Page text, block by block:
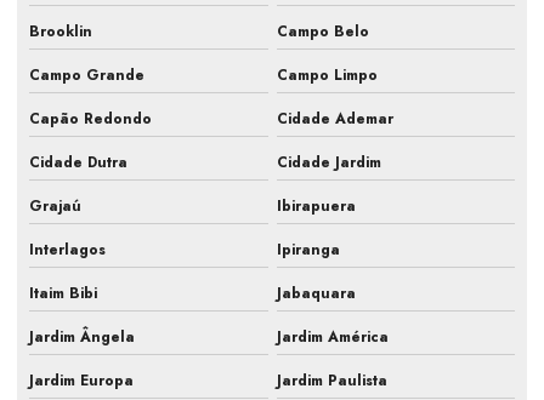
Inspeção de ar condicionado em sp
Inspeção pmoc de ar condicionado
Laudo ar condicionado pmoc
Laudo pmoc
Laudo pmoc ar condicionado
Laudo técnico pmoc
Limpeza e manutenção de ar condicionado
Brooklin
Campo Belo
Campo Grande
Campo Limpo
Capão Redondo
Cidade Ademar
Cidade Dutra
Cidade Jardim
Grajaú
Ibirapuera
Interlagos
Ipiranga
Itaim Bibi
Jabaquara
Jardim Ângela
Jardim América
Jardim Europa
Jardim Paulista